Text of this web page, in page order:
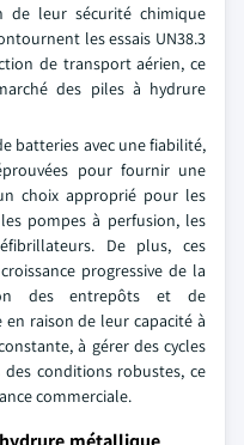
de leur sécurité chimique
les essais UN38.3
de transport aérien, ce
des piles à hydrure
batteries avec une fiabilité,
pour fournir une
choix approprié pour les
pompes à perfusion, les
De plus, ces
progressive de la
des entrepôts et de
raison de leur capacité à
à gérer des cycles
conditions robustes, ce
commerciale.